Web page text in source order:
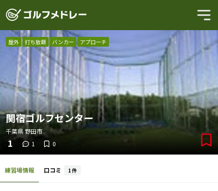
屋外 打ち放題 バンカー アプローチ
関宿ゴルフセンター
千葉県 野田市
1 1 0
練習場情報 口コミ 1 件